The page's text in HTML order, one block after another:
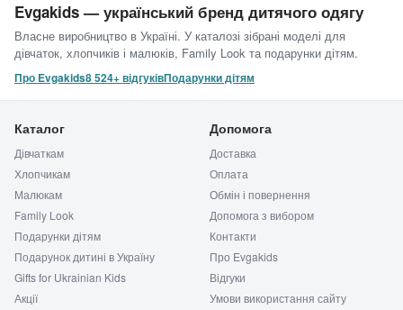
Evgakids — український бренд дитячого одягу
Власне виробництво в Україні. У каталозі зібрані моделі для
дівчаток, хлопчиків і малюків, Family Look та подарунки дітям.
Про Evgakids8 524+ відгуківПодарунки дітям
Каталог
Дівчаткам
Хлопчикам
Малюкам
Family Look
Подарунки дітям
Подарунок дитині в Україну
Gifts for Ukrainian Kids
Акції
Допомога
Доставка
Оплата
Обмін і повернення
Допомога з вибором
Контакти
Про Evgakids
Відгуки
Умови використання сайту